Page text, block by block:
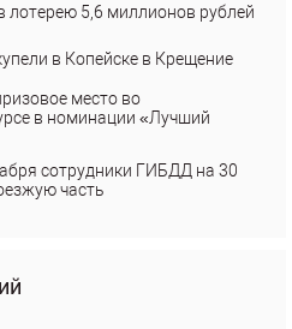
лотерею 5,6 миллионов рублей
в Копейске в Крещение
место во
в номинации «Лучший
сотрудники ГИБДД на 30
часть